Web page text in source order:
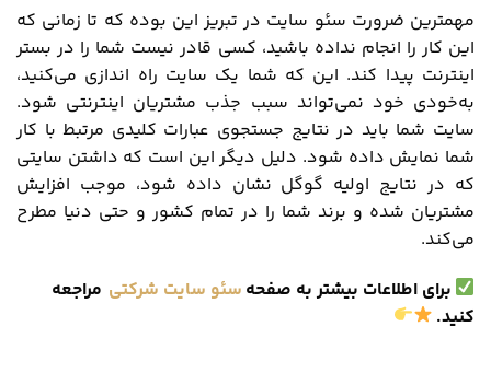
مهمترین ضرورت سئو سایت در تبریز این بوده که تا زمانی که
این کار را انجام نداده باشید، کسی قادر نیست شما را در بستر
اینترنت پیدا کند. این که شما یک سایت راه‌ اندازی می‌کنید،
به‌خودی ‌خود نمی‌تواند سبب جذب مشتریان اینترنتی شود.
سایت شما باید در نتایج جستجوی عبارات کلیدی مرتبط با کار
شما نمایش داده شود. دلیل دیگر این است که داشتن سایتی
که در نتایج اولیه گوگل نشان داده شود، موجب افزایش
مشتریان شده و برند شما را در تمام کشور و حتی دنیا مطرح
می‌کند.
برای اطلاعات بیشتر به صفحه سئو سایت شرکتی مراجعه
کنید.